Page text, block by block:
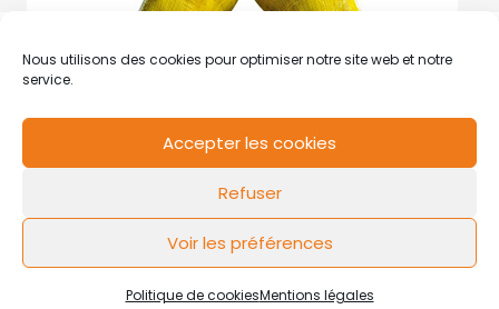
Nous utilisons des cookies pour optimiser notre site web et notre
service.
Accepter les cookies
Refuser
Voir les préférences
Politique de cookiesMentions légales
Mentions légales Politique de cookies
FLOW44